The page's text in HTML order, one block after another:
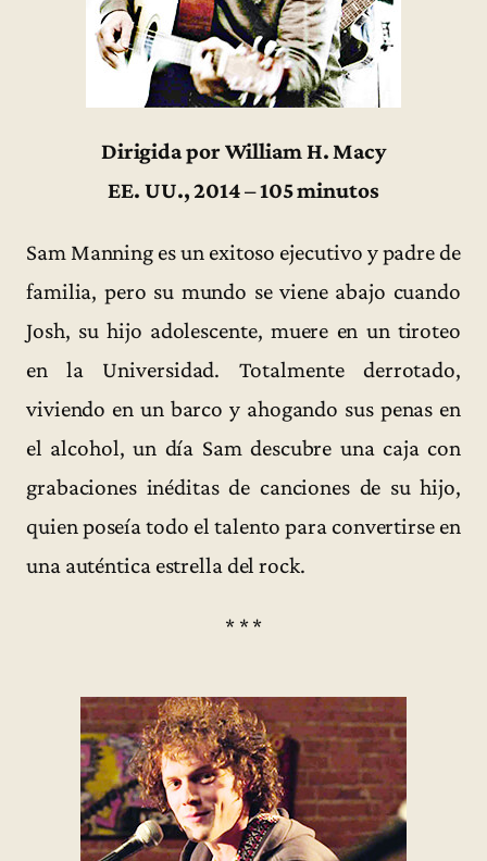
Dirigida por William H. Macy
EE. UU., 2014 – 105 minutos
Sam Manning es un exitoso ejecutivo y padre de
familia, pero su mundo se viene abajo cuando
Josh, su hijo adolescente, muere en un tiroteo
en la Universidad. Totalmente derrotado,
viviendo en un barco y ahogando sus penas en
el alcohol, un día Sam descubre una caja con
grabaciones inéditas de canciones de su hijo,
quien poseía todo el talento para convertirse en
una auténtica estrella del rock.
* * *